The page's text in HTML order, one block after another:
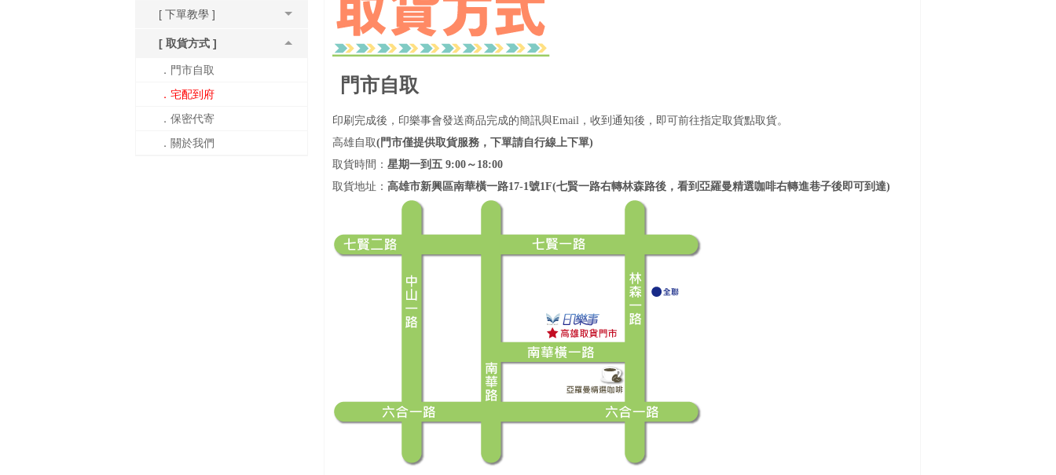
[ 下單教學 ]
[ 取貨方式 ]
．門市自取
．宅配到府
．保密代寄
．關於我們
方
式
門市自取
印刷完成後，印樂事會發送商品完成的簡訊與Email，收到通知後，即可前往指定取貨點取貨。
高雄自取(門市僅提供取貨服務，下單請自行線上下單)
取貨時間： 星期一到五 9:00～18:00
取貨地址： 高雄市新興區南華橫一路17-1號1F(七賢一路右轉林森路後，看到亞羅曼精選咖啡右轉進巷子後即可到達)